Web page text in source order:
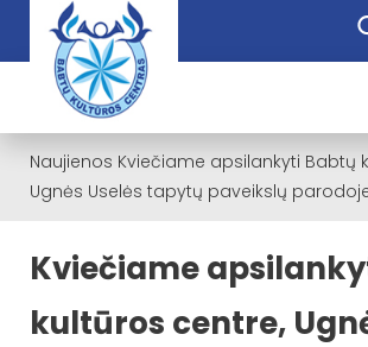
Naujienos Kviečiame apsilankyti Babtų
Ugnės Uselės tapytų paveikslų
Kviečiame
kultūros centre,